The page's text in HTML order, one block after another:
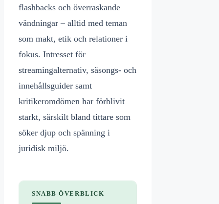
flashbacks och överraskande
vändningar – alltid med teman
som makt, etik och relationer i
fokus. Intresset för
streamingalternativ, säsongs- och
innehållsguider samt
kritikeromdömen har förblivit
starkt, särskilt bland tittare som
söker djup och spänning i
juridisk miljö.
SNABB ÖVERBLICK